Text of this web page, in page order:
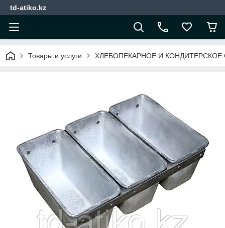
td-atiko.kz
Товары и услуги ХЛЕБОПЕКАРНОЕ И